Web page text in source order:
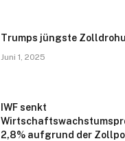
Trumps jüngste
Juni 1, 2025
IWF senkt
2,8% aufgrund der